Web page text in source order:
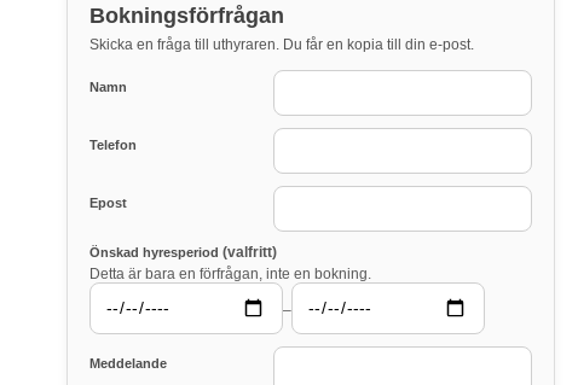
Bokningsförfrågan
Skicka en fråga till uthyraren. Du får en kopia till din e-post.
Namn
Telefon
Epost
Önskad hyresperiod (valfritt)
Detta är bara en förfrågan, inte en bokning.
–
Meddelande